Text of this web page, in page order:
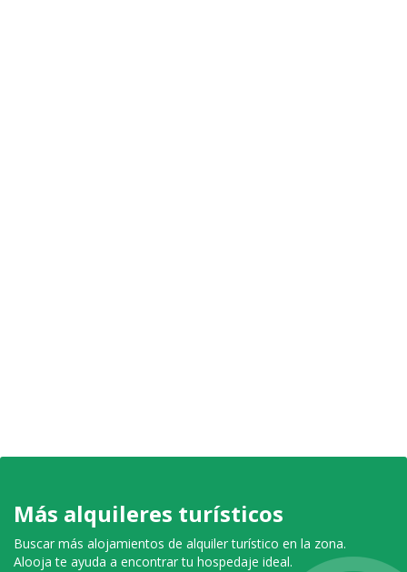
Más alquileres turísticos
Buscar más alojamientos de alquiler turístico en la zona.
Alooja te ayuda a encontrar tu hospedaje ideal.